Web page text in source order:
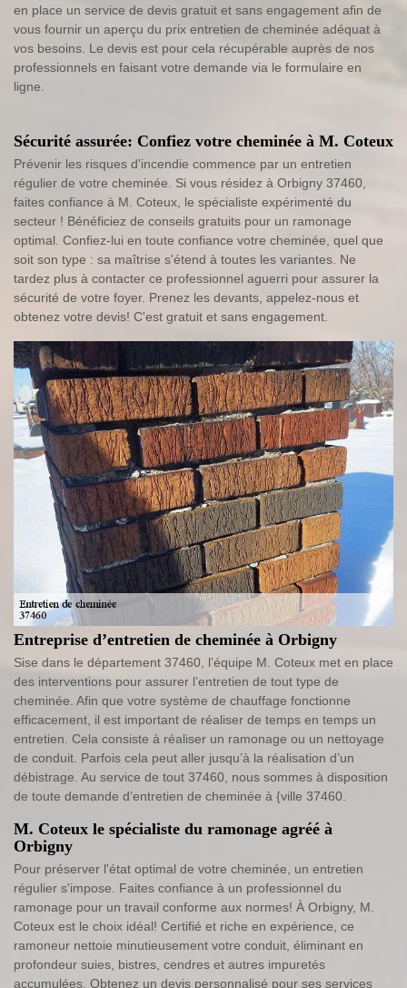
en place un service de devis gratuit et sans engagement afin de
vous fournir un aperçu du prix entretien de cheminée adéquat à
vos besoins. Le devis est pour cela récupérable auprès de nos
professionnels en faisant votre demande via le formulaire en
ligne.
Sécurité assurée: Confiez votre cheminée à M. Coteux
Prévenir les risques d'incendie commence par un entretien
régulier de votre cheminée. Si vous résidez à Orbigny 37460,
faites confiance à M. Coteux, le spécialiste expérimenté du
secteur ! Bénéficiez de conseils gratuits pour un ramonage
optimal. Confiez-lui en toute confiance votre cheminée, quel que
soit son type : sa maîtrise s'étend à toutes les variantes. Ne
tardez plus à contacter ce professionnel aguerri pour assurer la
sécurité de votre foyer. Prenez les devants, appelez-nous et
obtenez votre devis! C'est gratuit et sans engagement.
Entreprise d’entretien de cheminée à Orbigny
Sise dans le département 37460, l’équipe M. Coteux met en place
des interventions pour assurer l’entretien de tout type de
cheminée. Afin que votre système de chauffage fonctionne
efficacement, il est important de réaliser de temps en temps un
entretien. Cela consiste à réaliser un ramonage ou un nettoyage
de conduit. Parfois cela peut aller jusqu’à la réalisation d’un
débistrage. Au service de tout 37460, nous sommes à disposition
de toute demande d’entretien de cheminée à {ville 37460.
M. Coteux le spécialiste du ramonage agréé à
Orbigny
Pour préserver l'état optimal de votre cheminée, un entretien
régulier s'impose. Faites confiance à un professionnel du
ramonage pour un travail conforme aux normes! À Orbigny, M.
Coteux est le choix idéal! Certifié et riche en expérience, ce
ramoneur nettoie minutieusement votre conduit, éliminant en
profondeur suies, bistres, cendres et autres impuretés
accumulées. Obtenez un devis personnalisé pour ses services